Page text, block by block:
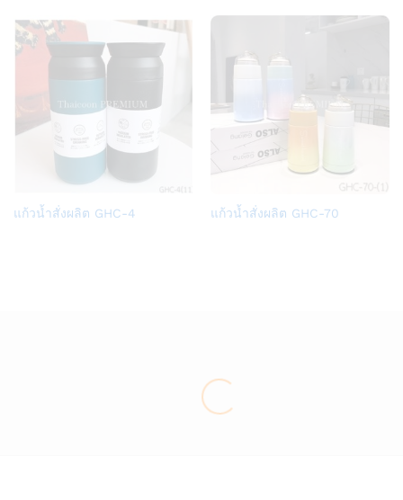
list
Add
แก้วน้ำสั่งผลิต GHC-4
Add
แก้วน้ำสั่งผลิต GHC-70